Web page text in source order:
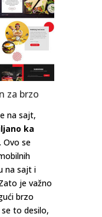
za brzo
na sajt,
ka
. Ovo se
na sajt i
je važno
brzo
to desilo,